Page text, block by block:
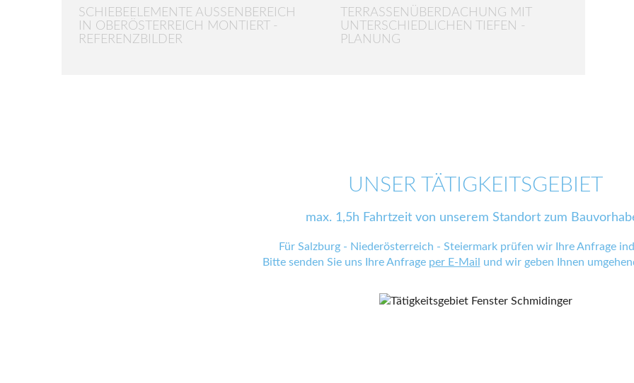
SCHIEBEELEMENTE AUSSENBEREICH I
N OBERÖSTERREICH MONTIERT - R
EFERENZBILDER
TERRASSENÜBERDACHUNG MIT
UNTERSCHIEDLICHEN TIEFEN -
PLANUNG
UNSER TÄTIGKEITSGEBIET
max. 1,5h Fahrtzeit von unserem Standort zum
Für Salzburg - Niederösterreich - Steiermark prüfen wir Ihre Anfrage
Bitte senden Sie uns Ihre Anfrage per E-Mail und wir geben Ihnen